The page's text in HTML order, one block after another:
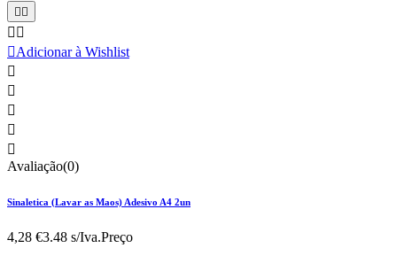

 
Adicionar à Wishlist





Avaliação(0)
Sinaletica (Lavar as Maos) Adesivo A4 2un
4,28 €3.48 s/Iva.Preço